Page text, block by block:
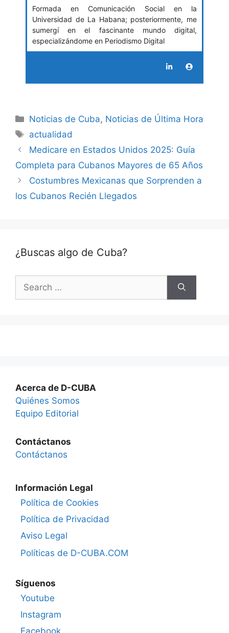
Formada en Comunicación Social en la
Universidad de La Habana; posteriormente, me
sumergí en el fascinante mundo digital,
especializándome en Periodismo Digital
Categories
Noticias de Cuba, Noticias de Última Hora
Tags
actualidad
Medicare en Estados Unidos 2025: Guía
Completa para Cubanos Mayores de 65 Años
Costumbres Mexicanas que Sorprenden a
los Cubanos Recién Llegados
¿Buscas algo de Cuba?
Search
for:
Acerca de D-CUBA
Quiénes Somos
Equipo Editorial
Contáctanos
Contáctanos
Información Legal
Política de Cookies
Política de Privacidad
Aviso Legal
Políticas de D-CUBA.COM
Síguenos
Youtube
Instagram